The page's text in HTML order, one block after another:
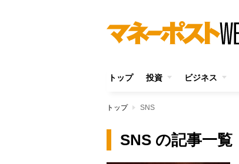
トップ 投資 ビジネス
トップ SNS
SNS の記事一覧